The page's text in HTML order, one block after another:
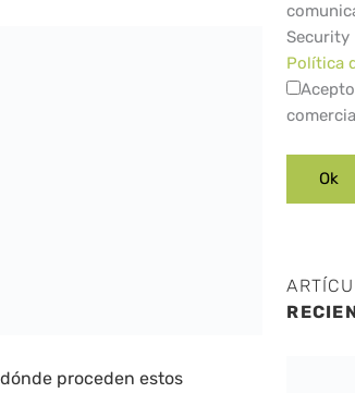
proceden estos
Security
Política